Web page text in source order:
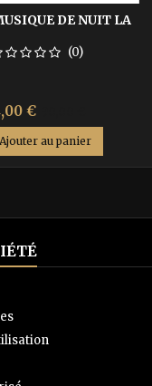
DE NUIT LA
(0)
€
base
Ajouter au panier